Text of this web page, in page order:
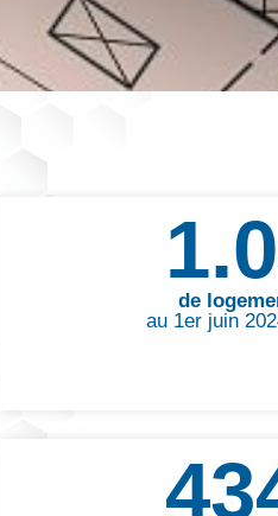
de
au 1er juin